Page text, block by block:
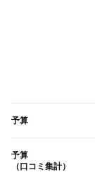
予算
予算
（口コミ集計）